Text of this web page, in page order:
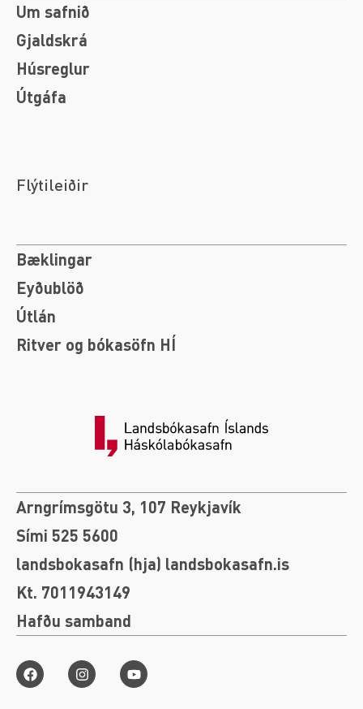
Um safnið
Gjaldskrá
Húsreglur
Útgáfa
Flýtileiðir
Bæklingar
Eyðublöð
Útlán
Ritver og bókasöfn HÍ
Arngrímsgötu 3, 107 Reykjavík
Sími 525 5600
landsbokasafn (hja) landsbokasafn.is
Kt. 7011943149
Hafðu samband